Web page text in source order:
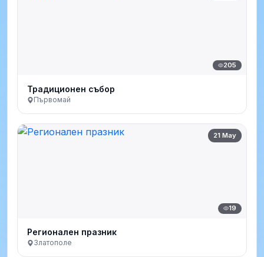
205
Традиционен събор
Първомай
21 May
19
Регионален празник
Златополе